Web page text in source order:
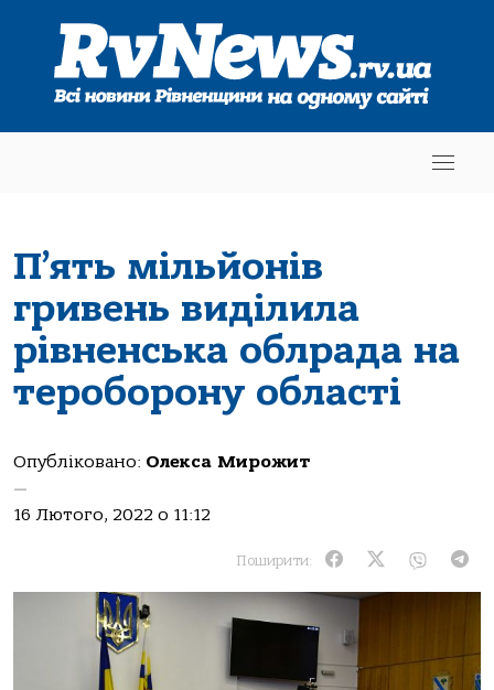
П’ять мільйонів
гривень виділила
рівненська облрада на
тероборону області
Опубліковано: Олекса Мирожит
—
16 Лютого, 2022 о 11:12
Поширити: